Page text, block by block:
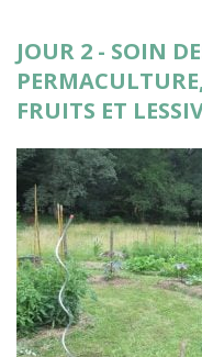
JOUR 2 - SOIN
FRUITS ET